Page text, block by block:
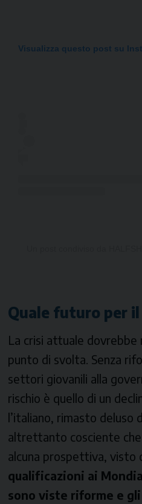
Visualizza questo post su
Quale futuro per
La crisi attuale dovrebbe
punto di svolta. Senza
settori giovanili alla
rischio è quello di un
l’italiano, rimasto deluso
altrettanto cosciente che
alcuna prospettiva, visto
qualificazioni ai
sono viste riforme e